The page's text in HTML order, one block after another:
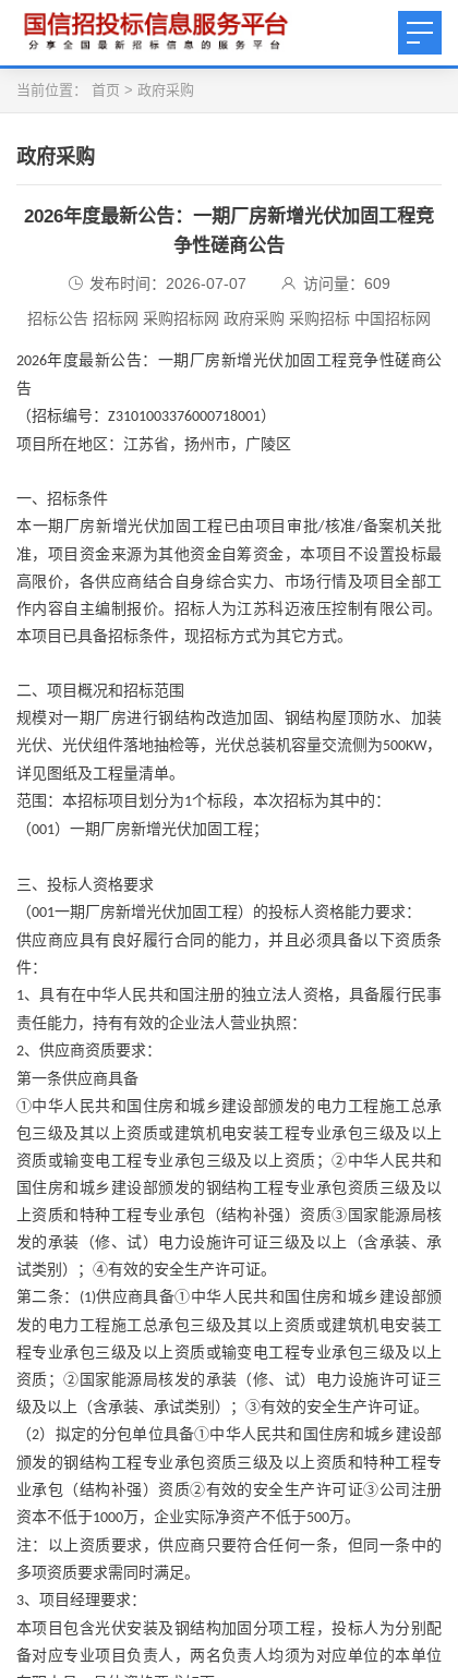
当前位置： 首页 > 政府采购
政府采购
2026年度最新公告：一期厂房新增光伏加固工程竞
争性磋商公告
发布时间：2026-07-07 访问量： 609
招标公告 招标网 采购招标网 政府采购 采购招标 中国招标网
2026年度最新公告： 一期厂房新增光伏加固工程竞争性磋商公
告
（招标编号： Z3101003376000718001）
项目所在地区：江苏省，扬州市，广陵区
一、招标条件
本一期厂房新增光伏加固工程已由项目审批/核准/备案机关批
准，项目资金来源为其他资金自筹资金，本项目不设置投标最
高限价，各供应商结合自身综合实力、市场行情及项目全部工
作内容自主编制报价。招标人为江苏科迈液压控制有限公司。
本项目已具备招标条件，现招标方式为其它方式。
二、项目概况和招标范围
规模对一期厂房进行钢结构改造加固、钢结构屋顶防水、加装
光伏、光伏组件落地抽检等，光伏总装机容量交流侧为500KW，
详见图纸及工程量清单。
范围：本招标项目划分为1个标段，本次招标为其中的：
（001）一期厂房新增光伏加固工程；
三、投标人资格要求
（001一期厂房新增光伏加固工程）的投标人资格能力要求：
供应商应具有良好履行合同的能力，并且必须具备以下资质条
件：
1、具有在中华人民共和国注册的独立法人资格，具备履行民事
责任能力，持有有效的企业法人营业执照：
2、供应商资质要求：
第一条供应商具备
①中华人民共和国住房和城乡建设部颁发的电力工程施工总承
包三级及其以上资质或建筑机电安装工程专业承包三级及以上
资质或输变电工程专业承包三级及以上资质；②中华人民共和
国住房和城乡建设部颁发的钢结构工程专业承包资质三级及以
上资质和特种工程专业承包（结构补强）资质③国家能源局核
发的承装（修、试）电力设施许可证三级及以上（含承装、承
试类别）；④有效的安全生产许可证。
第二条： (1)供应商具备①中华人民共和国住房和城乡建设部颁
发的电力工程施工总承包三级及其以上资质或建筑机电安装工
程专业承包三级及以上资质或输变电工程专业承包三级及以上
资质；②国家能源局核发的承装（修、试）电力设施许可证三
级及以上（含承装、承试类别）；③有效的安全生产许可证。
（2）拟定的分包单位具备①中华人民共和国住房和城乡建设部
颁发的钢结构工程专业承包资质三级及以上资质和特种工程专
业承包（结构补强）资质②有效的安全生产许可证③公司注册
资本不低于1000万，企业实际净资产不低于500万。
注：以上资质要求，供应商只要符合任何一条，但同一条中的
多项资质要求需同时满足。
3、项目经理要求：
本项目包含光伏安装及钢结构加固分项工程，投标人为分别配
备对应专业项目负责人，两名负责人均须为对应单位的本单位